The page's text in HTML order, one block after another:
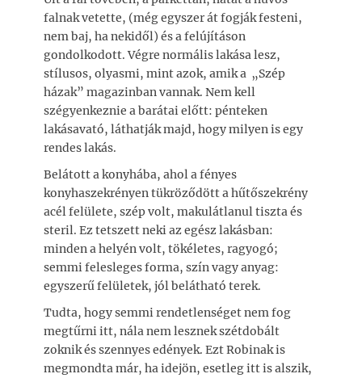
falnak vetette, (még egyszer át fogják festeni,
nem baj, ha nekidől) és a felújításon
gondolkodott. Végre normális lakása lesz,
stílusos, olyasmi, mint azok, amik a „Szép
házak” magazinban vannak. Nem kell
szégyenkeznie a barátai előtt: pénteken
lakásavató, láthatják majd, hogy milyen is egy
rendes lakás.
Belátott a konyhába, ahol a fényes
konyhaszekrényen tükröződött a hűtőszekrény
acél felülete, szép volt, makulátlanul tiszta és
steril. Ez tetszett neki az egész lakásban:
minden a helyén volt, tökéletes, ragyogó;
semmi felesleges forma, szín vagy anyag:
egyszerű felületek, jól belátható terek.
Tudta, hogy semmi rendetlenséget nem fog
megtűrni itt, nála nem lesznek szétdobált
zoknik és szennyes edények. Ezt Robinak is
megmondta már, ha idejön, esetleg itt is alszik,